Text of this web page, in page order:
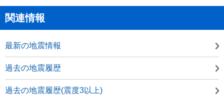
関連情報
最新の地震情報
過去の地震履歴
過去の地震履歴(震度3以上)